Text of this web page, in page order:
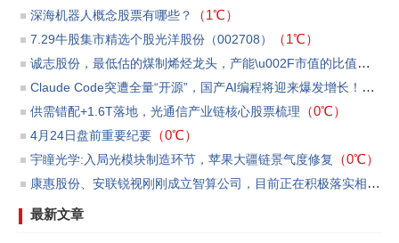
​深海机器人概念股票有哪些？ （1℃）
7.29牛股集市精选个股光洋股份（002708）
（1℃）
诚志股份，最低估的煤制烯烃龙头，产能\u002F市值的比值第一
Claude Code突遭全量“开源”，国产AI编程将迎来爆发增长！
（0℃
供需错配+1.6T落地，光通信产业链核心股票梳理 （0℃）
4月24日盘前重要纪要（0℃）
宇瞳光学:入局光模块制造环节，苹果大疆链景气度修复
（0℃）
康惠股份、安联锐视刚刚成立智算公司，目前正在积极落实相关订单和洽商贷款等事宜
最新文章